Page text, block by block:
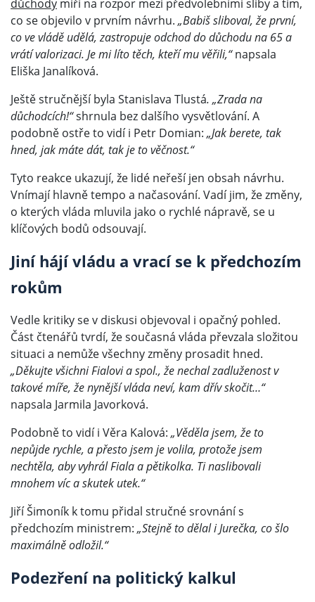
důchody míří na rozpor mezi předvolebními sliby a tím,
co se objevilo v prvním návrhu. „Babiš sliboval, že první,
co ve vládě udělá, zastropuje odchod do důchodu na 65 a
vrátí valorizaci. Je mi líto těch, kteří mu věřili,“napsala
Eliška Janalíková.
Ještě stručnější byla Stanislava Tlustá. „Zrada na
důchodcích!“shrnula bez dalšího vysvětlování. A
podobně ostře to vidí i Petr Domian: „Jak berete, tak
hned, jak máte dát, tak je to věčnost.“
Tyto reakce ukazují, že lidé neřeší jen obsah návrhu.
Vnímají hlavně tempo a načasování. Vadí jim, že změny,
o kterých vláda mluvila jako o rychlé nápravě, se u
klíčových bodů odsouvají.
Jiní hájí vládu a vrací se k předchozím
rokům
Vedle kritiky se v diskusi objevoval i opačný pohled.
Část čtenářů tvrdí, že současná vláda převzala složitou
situaci a nemůže všechny změny prosadit hned.
„Děkujte všichni Fialovi a spol., že nechal zadluženost v
takové míře, že nynější vláda neví, kam dřív skočit…“
napsala Jarmila Javorková.
Podobně to vidí i Věra Kalová: „Věděla jsem, že to
nepůjde rychle, a přesto jsem je volila, protože jsem
nechtěla, aby vyhrál Fiala a pětikolka. Ti naslibovali
mnohem víc a skutek utek.“
Jiří Šimoník k tomu přidal stručné srovnání s
předchozím ministrem: „Stejně to dělal i Jurečka, co šlo
maximálně odložil.“
Podezření na politický kalkul